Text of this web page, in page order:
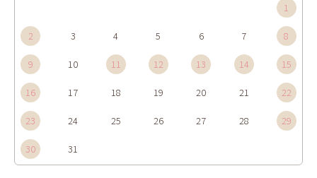
1
2 3 4 5 6 7 8
9 10 11 12 13 14 15
16 17 18 19 20 21 22
23 24 25 26 27 28 29
30 31